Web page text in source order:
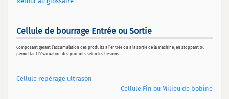
Cellule de bourrage Entrée ou Sortie
Composant gérant l’accumulation des produits à l’entrée ou à la sortie de la machine, en stoppant ou
permettant l’évacuation des produits selon les besoins.
Cellule repérage ultrason
Cellule Fin ou Milieu de bobine